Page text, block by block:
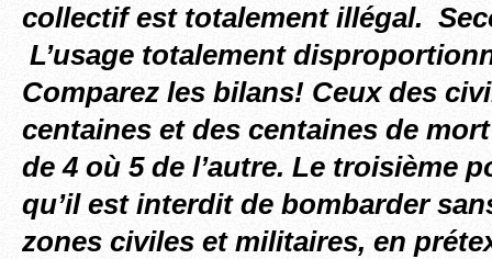
collectif est totalement illégal.
L’usage totalement
Comparez les bilans! Ceux des
centaines et des centaines de
de 4 où 5 de l’autre. Le troisième
qu’il est interdit de bombarder
zones civiles et militaires, en